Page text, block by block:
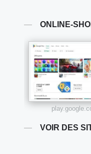
ONLINE-
VOIR DES